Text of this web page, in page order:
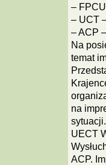
–
– UCT
– ACP
Na
temat
na
UECT
ACP.